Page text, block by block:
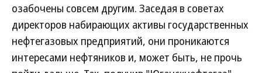
озабочены совсем другим. Заседая в советах
директоров набирающих активы государственных
нефтегазовых предприятий, они проникаются
интересами нефтяников и, может быть, не прочь